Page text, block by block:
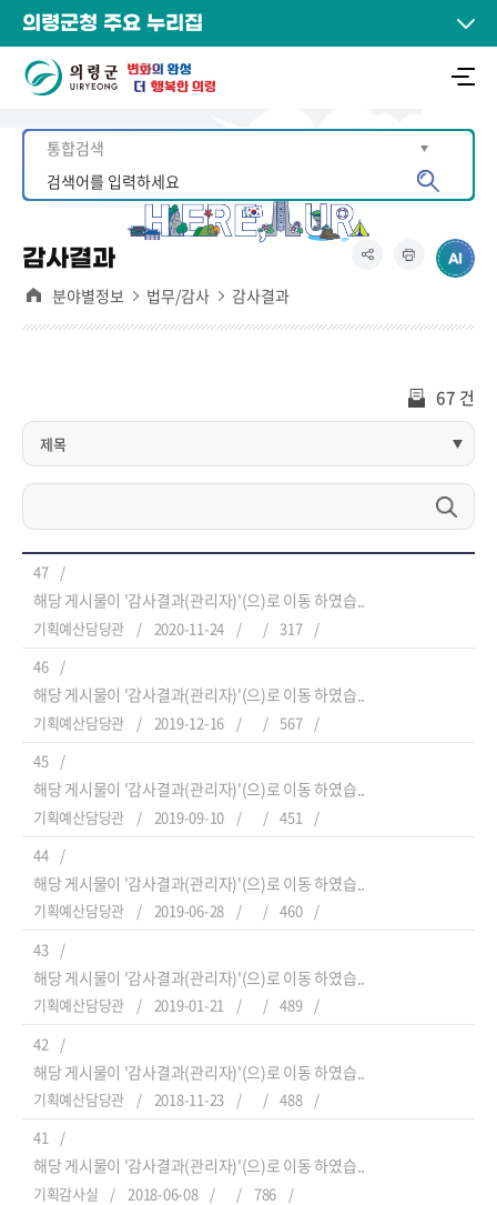
의령군청 주요 누리집
감사결과
분야별정보 법무/감사 감사결과
67 건
47
해당 게시물이 '감사결과(관리자)'(으)로 이동 하였습..
기획예산담당관 2020-11-24
317
46
해당 게시물이 '감사결과(관리자)'(으)로 이동 하였습..
기획예산담당관 2019-12-16
567
45
해당 게시물이 '감사결과(관리자)'(으)로 이동 하였습..
기획예산담당관 2019-09-10
451
44
해당 게시물이 '감사결과(관리자)'(으)로 이동 하였습..
기획예산담당관 2019-06-28
460
43
해당 게시물이 '감사결과(관리자)'(으)로 이동 하였습..
기획예산담당관 2019-01-21
489
42
해당 게시물이 '감사결과(관리자)'(으)로 이동 하였습..
기획예산담당관 2018-11-23
488
41
해당 게시물이 '감사결과(관리자)'(으)로 이동 하였습..
기획감사실 2018-06-08
786